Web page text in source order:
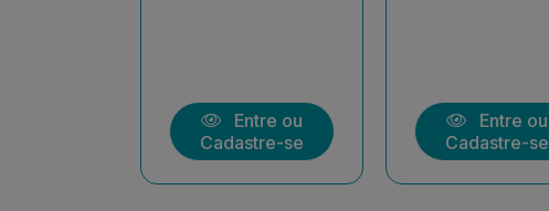
Entre ou
Cadastre-se
Entre ou
Cadastre-se